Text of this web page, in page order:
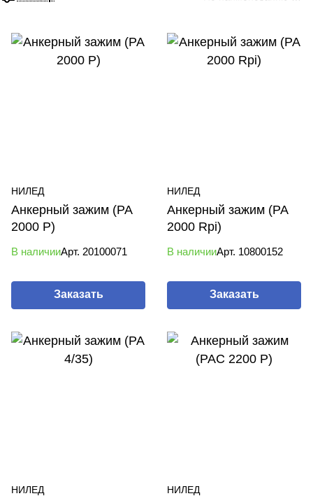
НИЛЕД
Анкерный зажим (PA
2000 P)
В наличииАрт. 20100071
Заказать
НИЛЕД
Анкерный зажим (PA
2000 Rpi)
В наличииАрт. 10800152
Заказать
НИЛЕД НИЛЕД